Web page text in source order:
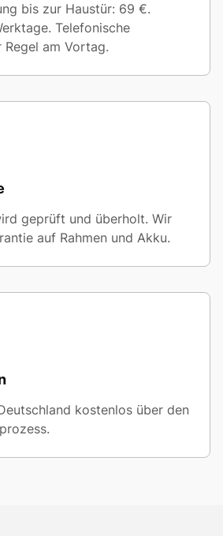
bis zur Haustür: 69 €.
Telefonische
am Vortag.
geprüft und überholt. Wir
auf Rahmen und Akku.
kostenlos über den